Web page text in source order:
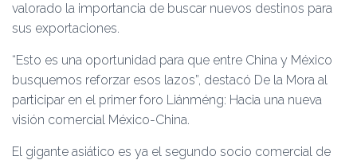
valorado la importancia de buscar nuevos destinos para
sus exportaciones.
“Esto es una oportunidad para que entre China y México
busquemos reforzar esos lazos”, destacó De la Mora al
participar en el primer foro Liánméng: Hacia una nueva
visión comercial México-China.
El gigante asiático es ya el segundo socio comercial de